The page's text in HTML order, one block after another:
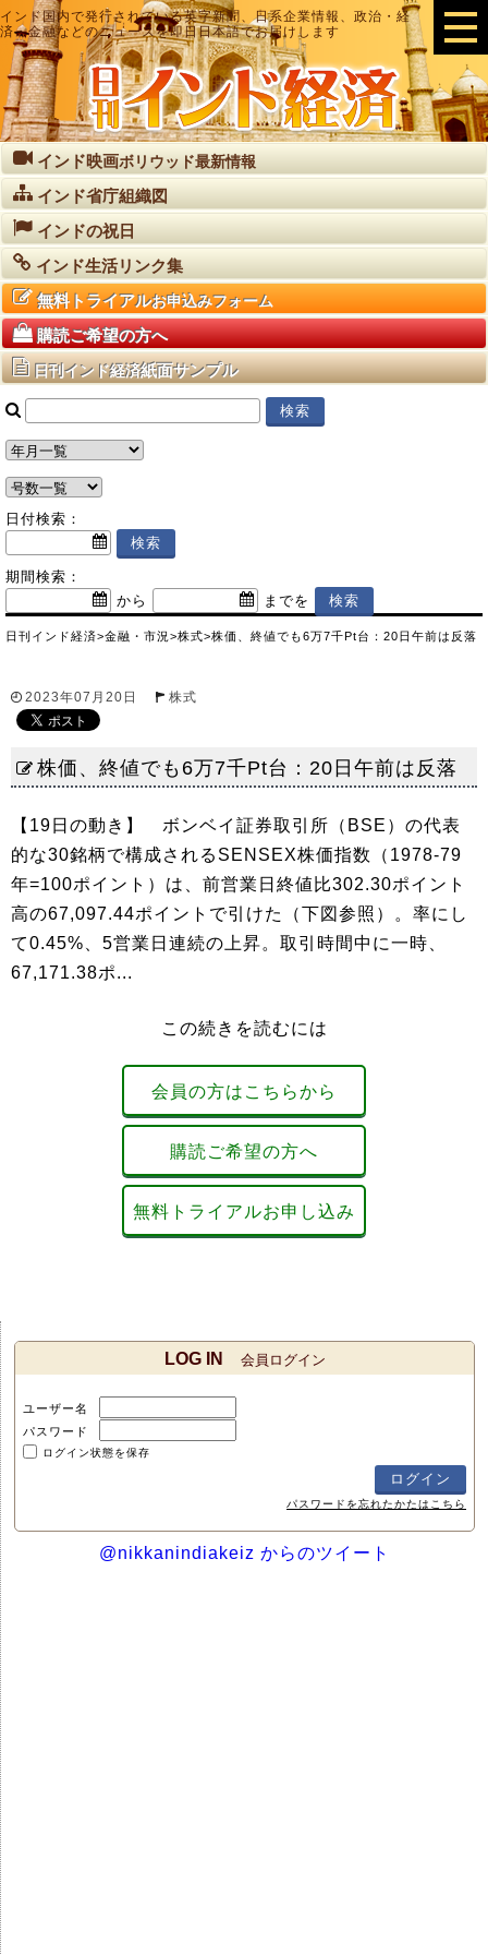
インド国内で発行されている英字新聞、日系企業情報、政治・経
済・金融などのニュースを即日日本語でお届けします
インド映画ボリウッド最新情報
インド省庁組織図
インドの祝日
インド生活リンク集
無料トライアルお申込みフォーム
購読ご希望の方へ
日刊インド経済紙面サンプル
日付検索：
期間検索：
から
までを
日刊インド経済>金融・市況 >株式>株価、終値でも6万7千Pt台：20日午前は反落
2023年07月20日 株式
株価、終値でも6万7千Pt台：20日午前は反落
【19日の動き】 ボンベイ証券取引所（BSE）の代表
的な30銘柄で構成されるSENSEX株価指数（1978-79
年=100ポイント）は、前営業日終値比302.30ポイント
高の67,097.44ポイントで引けた（下図参照）。率にし
て0.45%、5営業日連続の上昇。取引時間中に一時、
67,171.38ポ...
この続きを読むには
会員の方はこちらから
購読ご希望の方へ
無料トライアルお申し込み
LOG IN 会員ログイン
ユーザー名
パスワード
ログイン状態を保存
パスワードを忘れたかたはこちら
@nikkanindiakeiz からのツイート